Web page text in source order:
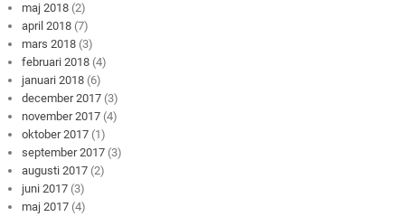
maj 2018 (2)
april 2018 (7)
mars 2018 (3)
februari 2018 (4)
januari 2018 (6)
december 2017 (3)
november 2017 (4)
oktober 2017 (1)
september 2017 (3)
augusti 2017 (2)
juni 2017 (3)
maj 2017 (4)